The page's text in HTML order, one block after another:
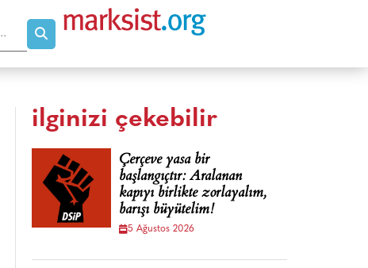
ilginizi çekebilir
Çerçeve yasa bir
başlangıçtır: Aralanan
kapıyı birlikte zorlayalım,
barışı büyütelim!
5 Ağustos 2026